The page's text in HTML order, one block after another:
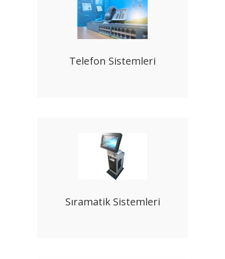
Telefon Sistemleri
Sıramatik Sistemleri